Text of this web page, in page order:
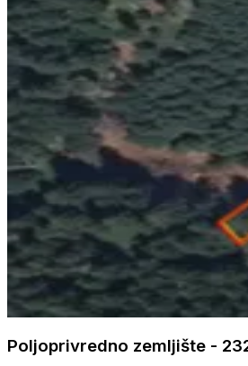
Poljoprivredno zemljište -